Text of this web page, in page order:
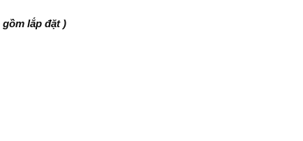
gồm lắp đặt )